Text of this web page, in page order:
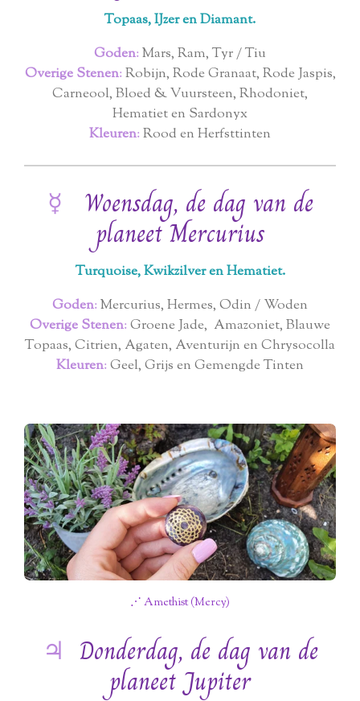
Topaas, IJzer en Diamant.
Goden: Mars, Ram, Tyr / Tiu
Overige Stenen: Robijn, Rode Granaat, Rode Jaspis,
Carneool, Bloed & Vuursteen, Rhodoniet,
Hematiet en Sardonyx
Kleuren: Rood en Herfsttinten
☿ Woensdag, de dag van de
planeet Mercurius
Turquoise, Kwikzilver en Hematiet.
Goden: Mercurius, Hermes, Odin / Woden
Overige Stenen: Groene Jade, Amazoniet, Blauwe
Topaas, Citrien, Agaten, Aventurijn en Chrysocolla
Kleuren: Geel, Grijs en Gemengde Tinten
⋰ Amethist (Mercy)
♃ Donderdag, de dag van de
planeet Jupiter